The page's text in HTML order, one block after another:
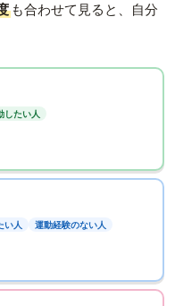
も合わせて見ると、自分
したい人
い人 運動経験のない人